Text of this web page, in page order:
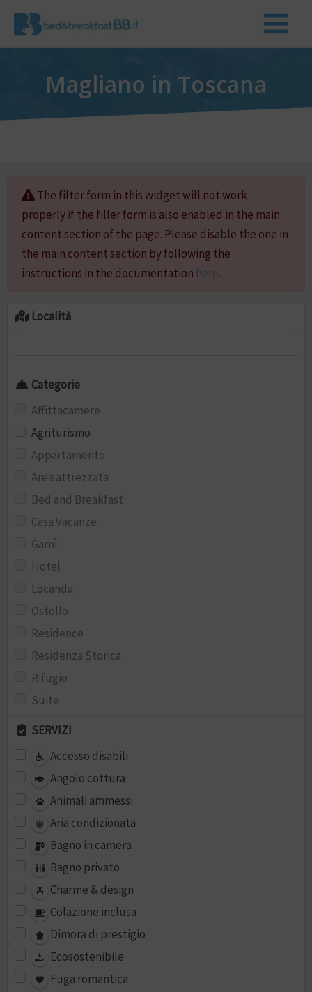
Magliano in Toscana
The filter form in this widget will not work
properly if the filler form is also enabled in the main
content section of the page. Please disable the one in
the main content section by following the
instructions in the documentation here.
Località
Categorie
Affittacamere
Agriturismo
Appartamento
Area attrezzata
Bed and Breakfast
Casa Vacanze
Garnì
Hotel
Locanda
Ostello
Residence
Residenza Storica
Rifugio
Suite
SERVIZI
Accesso disabili
Angolo cottura
Animali ammessi
Aria condizionata
Bagno in camera
Bagno privato
Charme & design
Colazione inclusa
Dimora di prestigio
Ecosostenibile
Fuga romantica